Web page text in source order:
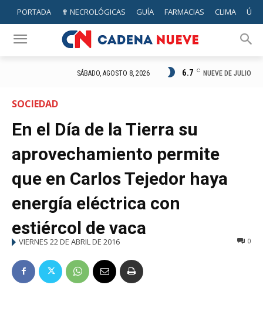
PORTADA ✟ NECROLÓGICAS GUÍA FARMACIAS CLIMA
SÁBADO, AGOSTO 8, 2026 6.7 C NUEVE DE JULIO
SOCIEDAD
En el Día de la Tierra su
aprovechamiento permite
que en Carlos Tejedor haya
energía eléctrica con
estiércol de vaca
VIERNES 22 DE ABRIL DE 2016 0